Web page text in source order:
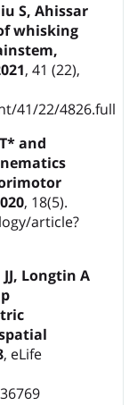
S, Ahissar
whisking
, 41 (22),
41/22/4826.full
and
, 18(5).
article?
Longtin A
, eLife